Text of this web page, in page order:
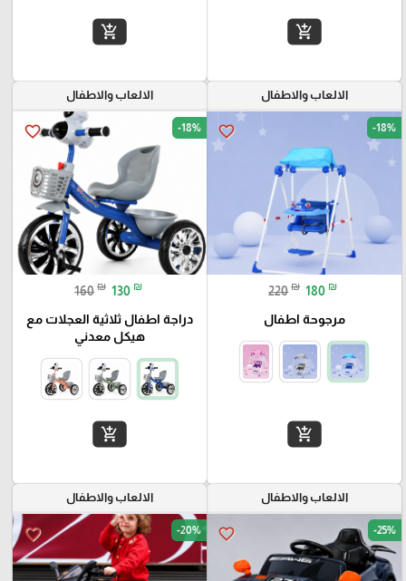
add_shopping_cart
add_shopping_cart
الالعاب والاطفال
favorite_border -18%
220 ₪ 180 ₪
مرجوحة اطفال
add_shopping_cart
الالعاب والاطفال
favorite_border -18%
160 ₪ 130 ₪
دراجة اطفال ثلاثية العجلات مع
هيكل معدني
add_shopping_cart
الالعاب والاطفال
favorite_border -25%
الالعاب والاطفال
favorite_border -20%